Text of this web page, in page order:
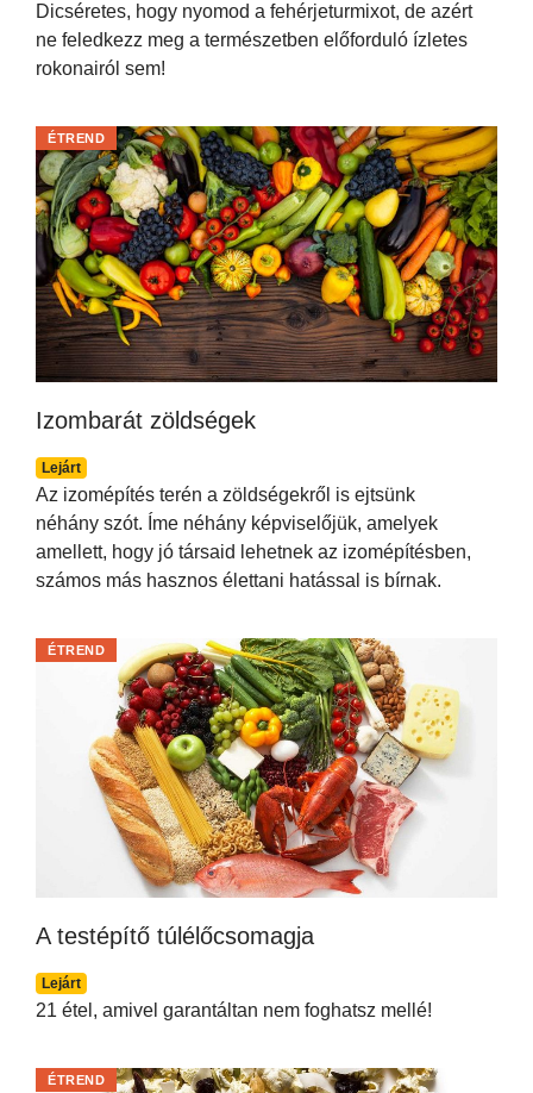
Dicséretes, hogy nyomod a fehérjeturmixot, de azért
ne feledkezz meg a természetben előforduló ízletes
rokonairól sem!
Izombarát zöldségek
Lejárt
ÉTREND
Az izomépítés terén a zöldségekről is ejtsünk
néhány szót. Íme néhány képviselőjük, amelyek
amellett, hogy jó társaid lehetnek az izomépítésben,
számos más hasznos élettani hatással is bírnak.
A testépítő túlélőcsomagja
Lejárt
ÉTREND
21 étel, amivel garantáltan nem foghatsz mellé!
ÉTREND